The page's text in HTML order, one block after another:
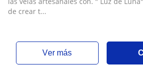
de crear t...
ver más